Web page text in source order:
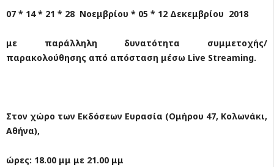
07 * 14 * 21 * 28 Νοεμβρίου * 05 * 12 Δεκεμβρίου 2018
με παράλληλη δυνατότητα συμμετοχής/
παρακολούθησης από απόσταση μέσω Live Streaming.
Στον χώρο των Εκδόσεων Ευρασία (Ομήρου 47, Κολωνάκι,
Αθήνα),
ώρες: 18.00 μμ με 21.00 μμ